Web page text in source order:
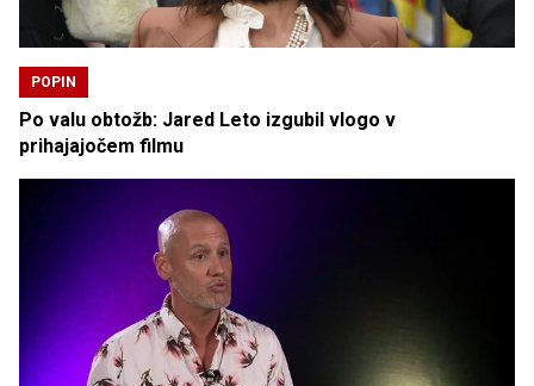
POPIN
Po valu obtožb: Jared Leto izgubil vlogo v
prihajajočem filmu